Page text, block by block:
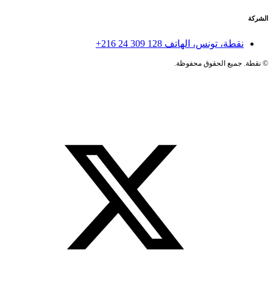
الشركة
نقطة، تونس، الهاتف +216 24 309 128
©نقطة. جميع الحقوق محفوظة.